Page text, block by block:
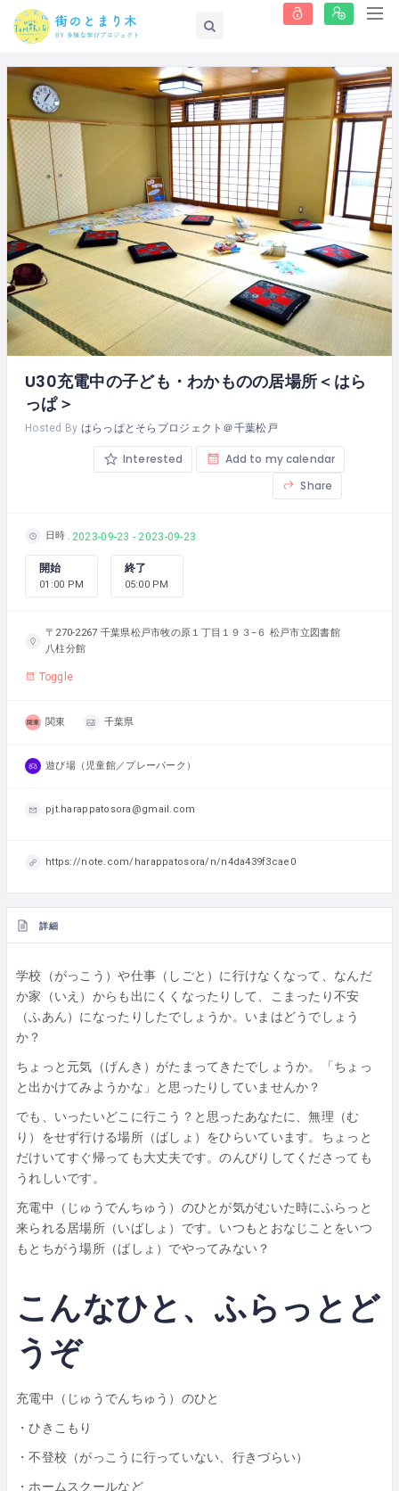
U30充電中の子ども・わかものの居場所＜はら
っぱ＞
Hosted By はらっぱとそらプロジェクト＠千葉松戸
Interested
Add to my calendar
Share
日時 2023-09-23 - 2023-09-23
開始
01:00 PM
終了
05:00 PM
〒270-2267 千葉県松戸市牧の原１丁目１９３−６ 松戸市立図書館
八柱分館
Toggle
関東 千葉県
遊び場（児童館／プレーパーク）
pjt.harappatosora@gmail.com
https://note.com/harappatosora/n/n4da439f3cae0
詳細
学校（がっこう）や仕事（しごと）に行けなくなって、なんだ
か家（いえ）からも出にくくなったりして、こまったり不安
（ふあん）になったりしたでしょうか。いまはどうでしょう
か？
ちょっと元気（げんき）がたまってきたでしょうか。「ちょっ
と出かけてみようかな」と思ったりしていませんか？
でも、いったいどこに行こう？と思ったあなたに、無理（む
り）をせず行ける場所（ばしょ）をひらいています。ちょっと
だけいてすぐ帰っても大丈夫です。のんびりしてくださっても
うれしいです。
充電中（じゅうでんちゅう）のひとが気がむいた時にふらっと
来られる居場所（いばしょ）です。いつもとおなじことをいつ
もとちがう場所（ばしょ）でやってみない？
こんなひと、ふらっとど
うぞ
充電中（じゅうでんちゅう）のひと
・ひきこもり
・不登校（がっこうに行っていない、行きづらい）
・ホームスクールなど